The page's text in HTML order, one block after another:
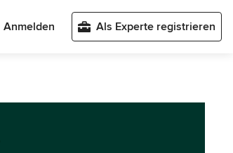
Anmelden Als Experte registrieren